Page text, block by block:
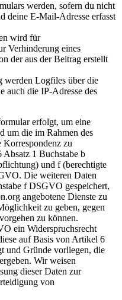
werden, sofern du nicht
deine E-Mail-Adresse erfasst
wird für
Verhinderung eines
der aus der Beitrag erstellt
werden Logfiles über die
auch die IP-Adresse des
erfolgt, um eine
um die im Rahmen des
zu
1 Buchstabe b
und f (berechtigte
Die weiteren Daten
f DSGVO gespeichert,
angebotene Dienste zu
zu geben, gegen
zu können.
ein Widerspruchsrecht
auf Basis von Artikel 6
und Gründe vorliegen, die
Wir weisen
dieser Daten zur
von